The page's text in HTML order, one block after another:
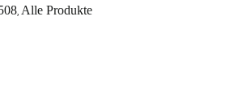
Alle Produkte